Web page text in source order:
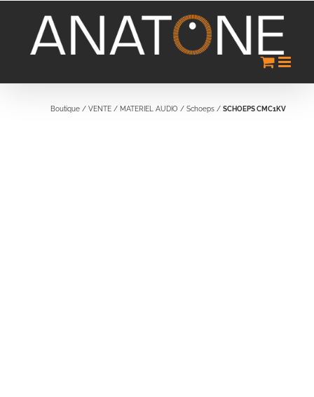
Boutique / VENTE / MATERIEL AUDIO / Schoeps / SCHOEPS CMC1KV